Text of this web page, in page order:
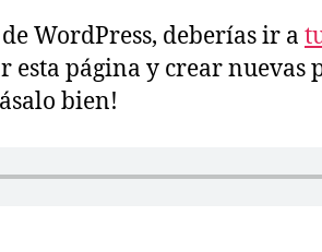
WordPress, deberías ir a
esta página y crear nuevas
bien!